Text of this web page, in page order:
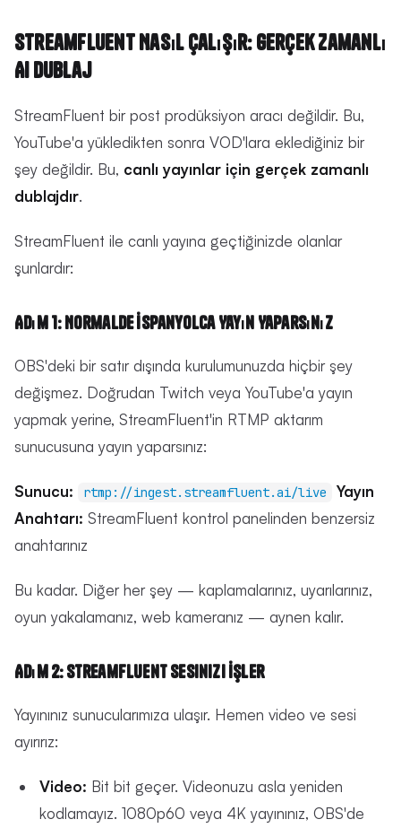
StreamFluent Nasıl Çalışır: Gerçek Zamanlı
AI Dublaj
StreamFluent bir post prodüksiyon aracı değildir. Bu,
YouTube'a yükledikten sonra VOD'lara eklediğiniz bir
şey değildir. Bu, canlı yayınlar için gerçek zamanlı
dublajdır.
StreamFluent ile canlı yayına geçtiğinizde olanlar
şunlardır:
Adım 1: Normalde İspanyolca Yayın Yaparsınız
OBS'deki bir satır dışında kurulumunuzda hiçbir şey
değişmez. Doğrudan Twitch veya YouTube'a yayın
yapmak yerine, StreamFluent'in RTMP aktarım
sunucusuna yayın yaparsınız:
Sunucu: rtmp://ingest.streamfluent.ai/live
Yayın
Anahtarı: StreamFluent kontrol panelinden benzersiz
anahtarınız
Bu kadar. Diğer her şey — kaplamalarınız, uyarılarınız,
oyun yakalamanız, web kameranız — aynen kalır.
Adım 2: StreamFluent Sesinizi İşler
Yayınınız sunucularımıza ulaşır. Hemen video ve sesi
ayırırız:
Video: Bit bit geçer. Videonuzu asla yeniden
kodlamayız. 1080p60 veya 4K yayınınız, OBS'de